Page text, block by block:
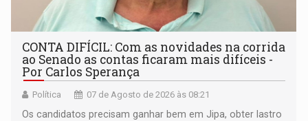
CONTA DIFÍCIL: Com as novidades na corrida
ao Senado as contas ficaram mais difíceis -
Por Carlos Sperança
Política 07 de Agosto de 2026 às 08:21
Os candidatos precisam ganhar bem em Jipa, obter lastro